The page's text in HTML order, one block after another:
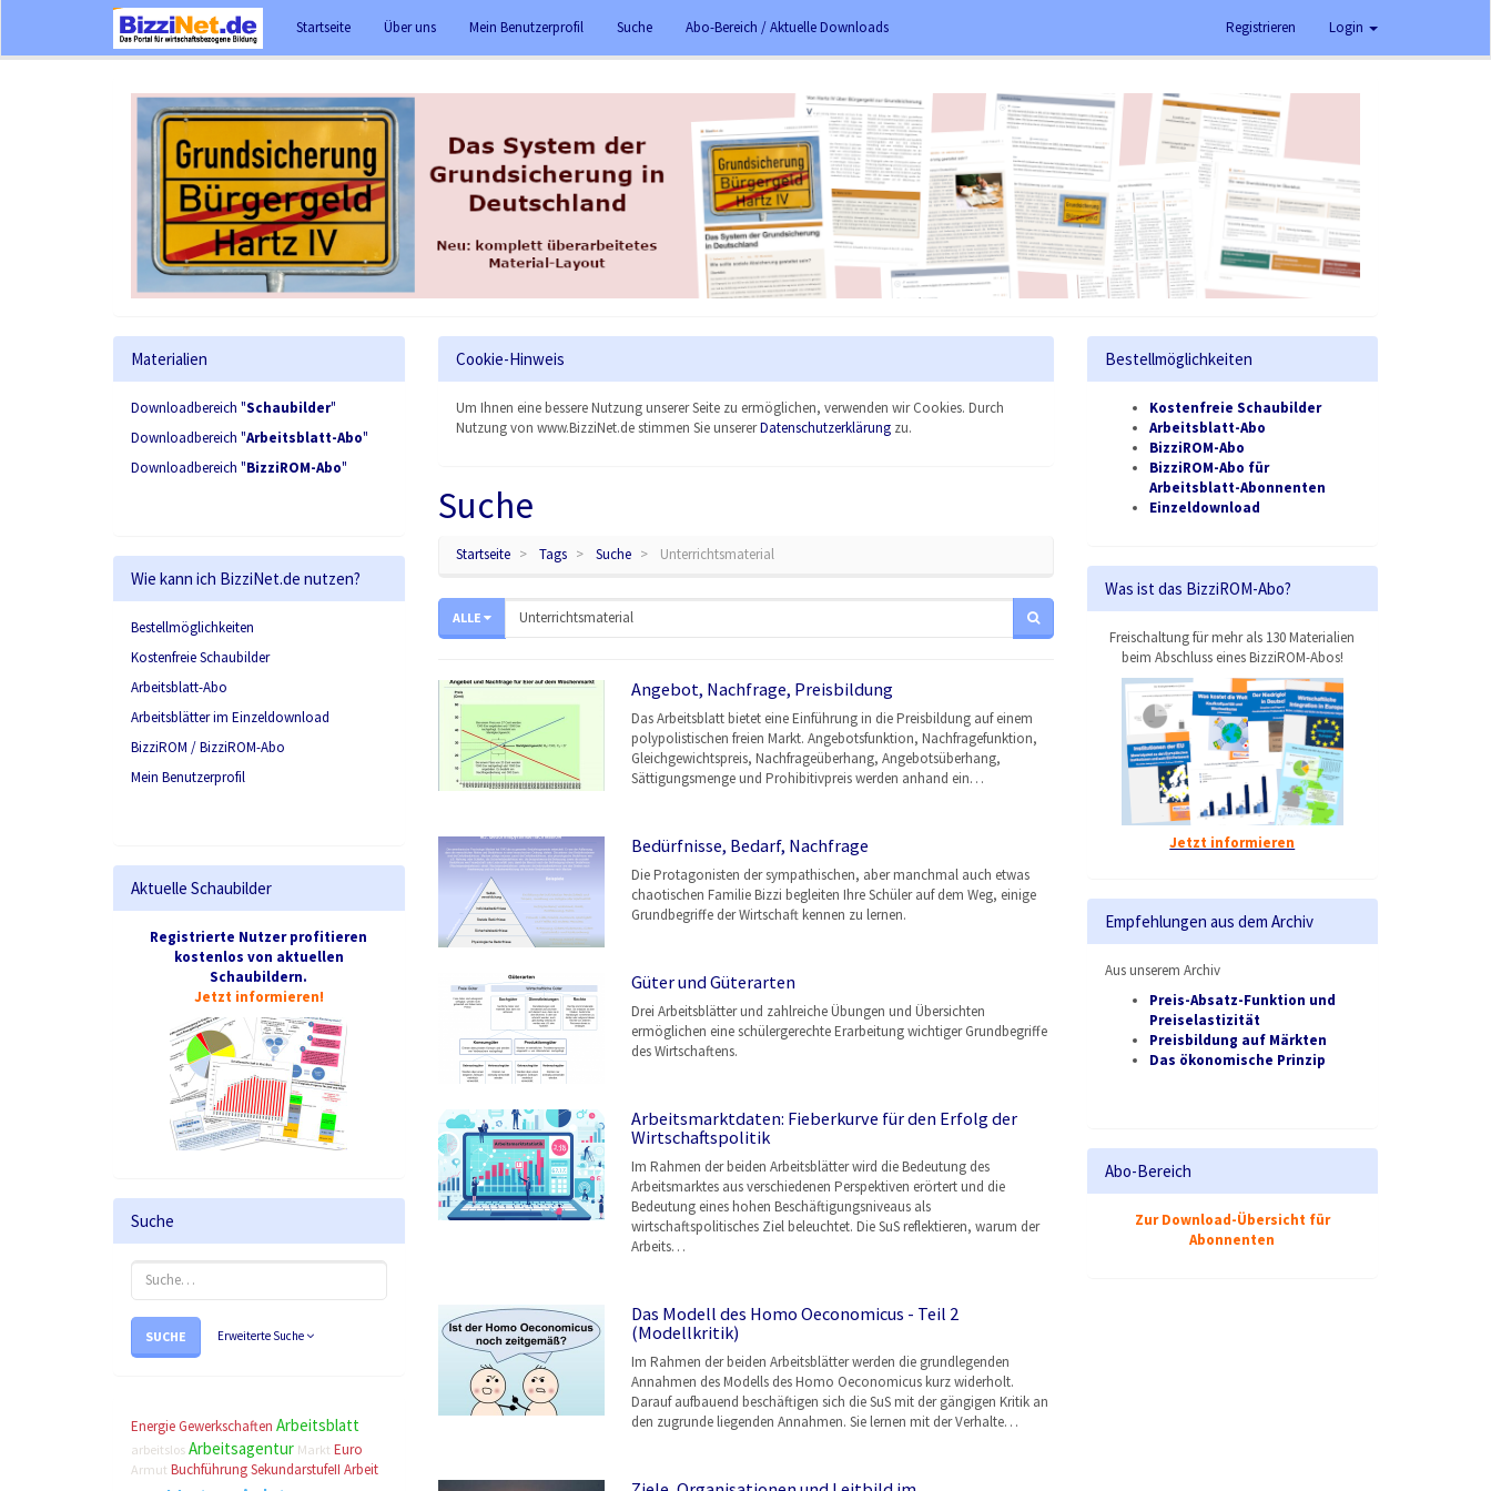
Startseite Über uns Mein Benutzerprofil Suche Abo-Bereich / Aktuelle Downloads Registrieren Login
Materialien
Downloadbereich "Schaubilder"
Downloadbereich "Arbeitsblatt-Abo"
Downloadbereich "BizziROM-Abo"
Wie kann ich BizziNet.de nutzen?
Bestellmöglichkeiten
Kostenfreie Schaubilder
Arbeitsblatt-Abo
Arbeitsblätter im Einzeldownload
BizziROM / BizziROM-Abo
Mein Benutzerprofil
Aktuelle Schaubilder
Registrierte Nutzer profitieren
kostenlos von aktuellen
Schaubildern.
Jetzt informieren!
Suche
SUCHE Erweiterte Suche
EnergieGewerkschaften Arbeitsblatt
arbeitslos Arbeitsagentur Markt Euro
Armut BuchführungSekundarstufeII Arbeit
Cookie-Hinweis
Um Ihnen eine bessere Nutzung unserer Seite zu ermöglichen, verwenden wir Cookies. Durch
Nutzung von www.BizziNet.de stimmen Sie unsererDatenschutzerklärungzu.
Suche
Startseite Tags Suche Unterrichtsmaterial
ALLE
Angebot, Nachfrage, Preisbildung
Das Arbeitsblatt bietet eine Einführung in die Preisbildung auf einem
polypolistischen freien Markt. Angebotsfunktion, Nachfragefunktion,
Gleichgewichtspreis, Nachfrageüberhang, Angebotsüberhang,
Sättigungsmenge und Prohibitivpreis werden anhand ein…
Bedürfnisse, Bedarf, Nachfrage
Die Protagonisten der sympathischen, aber manchmal auch etwas
chaotischen Familie Bizzi begleiten Ihre Schüler auf dem Weg, einige
Grundbegriffe der Wirtschaft kennen zu lernen.
Güter und Güterarten
Drei Arbeitsblätter und zahlreiche Übungen und Übersichten
ermöglichen eine schülergerechte Erarbeitung wichtiger Grundbegriffe
des Wirtschaftens.
Arbeitsmarktdaten: Fieberkurve für den Erfolg der
Wirtschaftspolitik
Im Rahmen der beiden Arbeitsblätter wird die Bedeutung des
Arbeitsmarktes aus verschiedenen Perspektiven erörtert und die
Bedeutung eines hohen Beschäftigungsniveaus als
wirtschaftspolitisches Ziel beleuchtet. Die SuS reflektieren, warum der
Arbeits…
Das Modell des Homo Oeconomicus - Teil 2
(Modellkritik)
Im Rahmen der beiden Arbeitsblätter werden die grundlegenden
Annahmen des Modells des Homo Oeconomicus kurz widerholt.
Darauf aufbauend beschäftigen sich die SuS mit der gängigen Kritik an
den zugrunde liegenden Annahmen. Sie lernen mit der Verhalte…
Bestellmöglichkeiten
Kostenfreie Schaubilder
Arbeitsblatt-Abo
BizziROM-Abo
BizziROM-Abo für
Arbeitsblatt-Abonnenten
Einzeldownload
Was ist das BizziROM-Abo?
Freischaltung für mehr als 130 Materialien
beim Abschluss eines BizziROM-Abos!
Jetzt informieren
Empfehlungen aus dem Archiv
Aus unserem Archiv
Preis-Absatz-Funktion und
Preiselastizität
Preisbildung auf Märkten
Das ökonomische Prinzip
Abo-Bereich
Zur Download-Übersicht für
Abonnenten